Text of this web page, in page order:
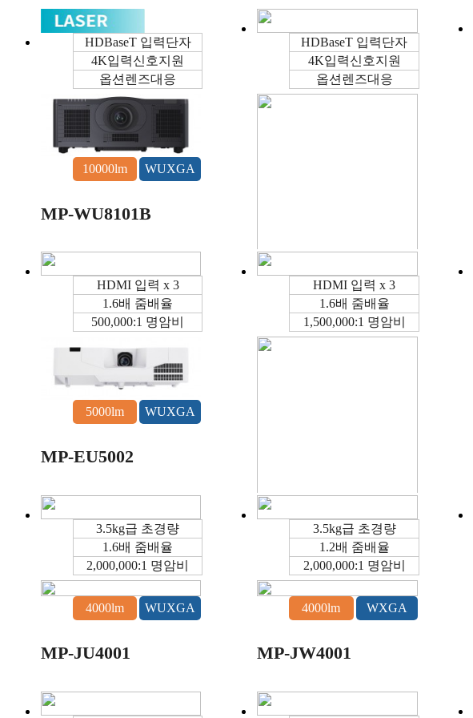
HDBaseT 입력단자
4K입력신호지원
옵션렌즈대응
10000lm WUXGA
MP-WU8101B
HDBaseT 입력단자
4K입력신호지원
옵션렌즈대응
HDMI 입력 x 3
1.6배 줌배율
500,000:1 명암비
5000lm WUXGA
MP-EU5002
HDMI 입력 x 3
1.6배 줌배율
1,500,000:1 명암비
3.5kg급 초경량
1.6배 줌배율
2,000,000:1 명암비
4000lm WUXGA
MP-JU4001
3.5kg급 초경량
1.2배 줌배율
2,000,000:1 명암비
4000lm WXGA
MP-JW4001